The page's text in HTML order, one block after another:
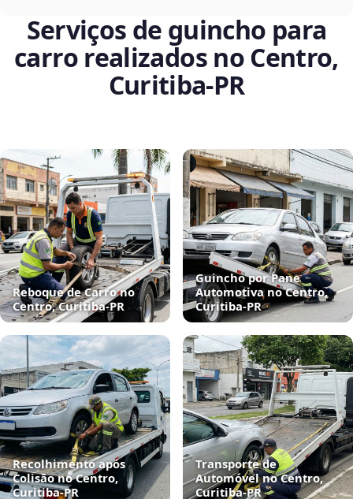
Serviços de guincho para
carro realizados no Centro,
Curitiba‑PR
Reboque de Carro no
Centro, Curitiba‑PR
Guincho por Pane
Automotiva no Centro,
Curitiba‑PR
Recolhimento após
Colisão no Centro,
Curitiba‑PR
Transporte de
Automóvel no Centro,
Curitiba‑PR